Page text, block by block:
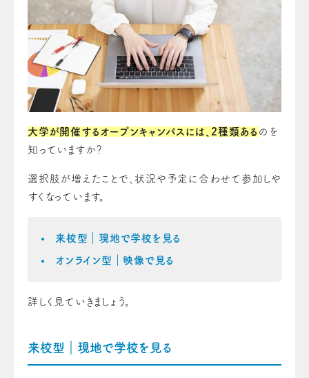
大学が開催するオープンキャンパスには、2種類ある のを
知っていますか？
選択肢が増えたことで、状況や予定に合わせて参加しや
すくなっています。
来校型｜現地で学校を見る
オンライン型｜映像で見る
詳しく見ていきましょう。
来校型｜現地で学校を見る